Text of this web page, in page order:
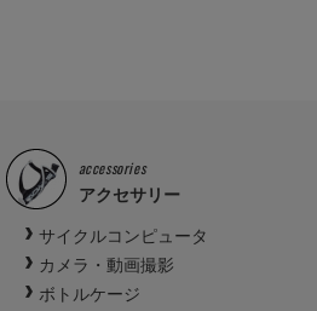
accessories
アクセサリー
サイクルコンピュータ
カメラ・動画撮影
ボトルケージ